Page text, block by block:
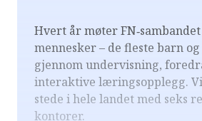
Hvert år møter
mennesker – de fleste barn og
gjennom undervisning,
interaktive læringsopplegg.
stede i hele landet med seks
kontorer.